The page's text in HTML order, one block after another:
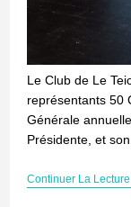
Le Club de Le
représentants 50
Générale
Présidente, et
Continuer La Lecture